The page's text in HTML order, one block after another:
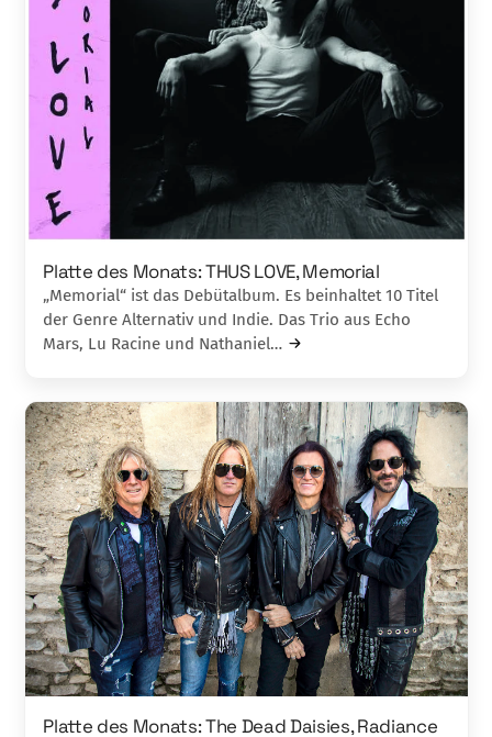
Platte des Monats: THUS LOVE, Memorial
„Memorial“ ist das Debütalbum. Es beinhaltet 10 Titel
der Genre Alternativ und Indie. Das Trio aus Echo
Mars, Lu Racine und Nathaniel…
Platte des Monats: The Dead Daisies, Radiance